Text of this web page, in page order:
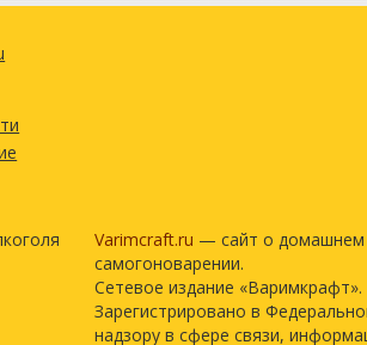
#T-58) 2 шт
Varimcraft.ru — сайт о домашнем
самогоноварении.
Сетевое издание «Варимкрафт».
Зарегистрировано в
надзору в сфере связи,